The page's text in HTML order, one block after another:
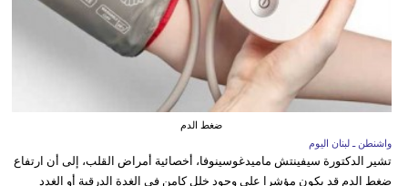
ضغط الدم
واشنطن ـ لبنان اليوم
تشير الدكتورة سيفينتش ماميدغوسينوفا، أخصائية أمراض القلب، إلى أن ارتفاع
ضغط الدم قد يكون مؤشرا على وجود خلل كامن في الغدة الدرقية أو الغدد